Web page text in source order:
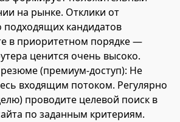
на рынке. Отклики от
подходящих кандидатов
в приоритетном порядке —
ценится очень высоко.
(премиум-доступ): Не
входящим потоком. Регулярно
проводите целевой поиск в
по заданным критериям.